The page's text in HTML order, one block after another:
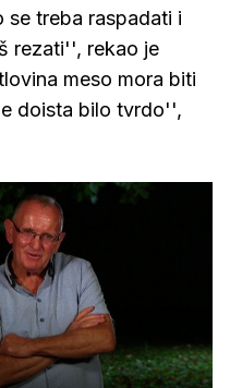
treba raspadati i
rezati'', rekao je
meso mora biti
doista bilo tvrdo'',